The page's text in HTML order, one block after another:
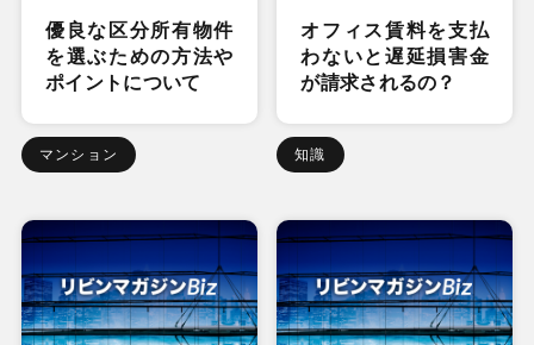
優良な区分所有物件
を選ぶための方法や
ポイントについて
マンション
オフィス賃料を支払
わないと遅延損害金
が請求されるの？
知識